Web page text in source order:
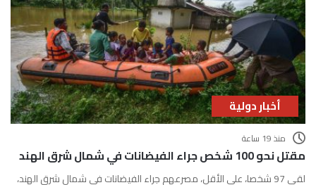
أخبار دولية
منذ 19 ساعة
مقتل نحو 100 شخص جراء الفيضانات في شمال شرق الهند
لقي 97 شخصا، على الأقل، مصرعهم جراء الفيضانات في شمال شرق الهند،